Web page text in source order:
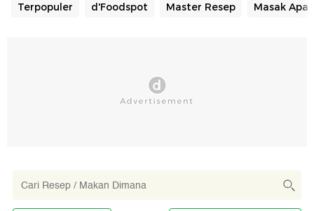
Terpopuler d'Foodspot Master Resep Masak Apa